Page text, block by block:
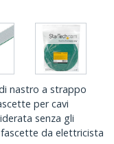
nastro a strappo
per cavi
senza gli
da elettricista